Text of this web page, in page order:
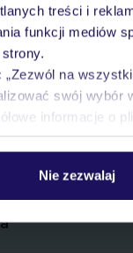
treści i
funkcji mediów
„Zezwól na
swój wybór
informacje o
Nie zezwalaj